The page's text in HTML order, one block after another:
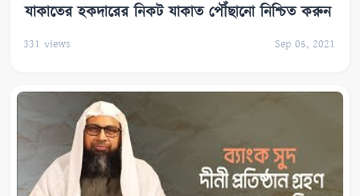
যাকাতের হকদারের নিকট যাকাত পৌঁছানো নিশ্চিত করুন
331 views Sep 05, 2021